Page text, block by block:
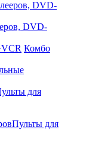
DVD-
Комбо
для
Пульты для